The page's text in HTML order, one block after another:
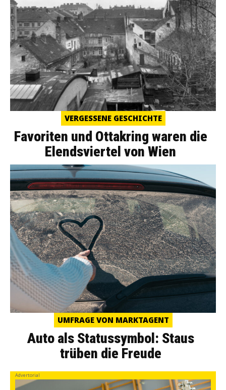
VERGESSENE GESCHICHTE
Favoriten und Ottakring waren die
Elendsviertel von Wien
UMFRAGE VON MARKTAGENT
Auto als Statussymbol: Staus
trüben die Freude
Advertorial